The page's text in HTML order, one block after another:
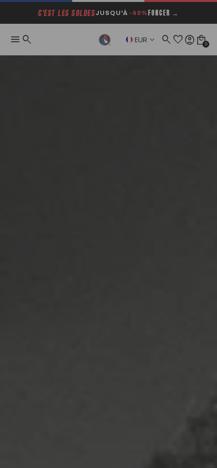
C'EST LES SOLDESJUSQU'À -40% FONCER →
menu search EUR keyboard_arrow_down search favoriteaccount_circle local_mall
0